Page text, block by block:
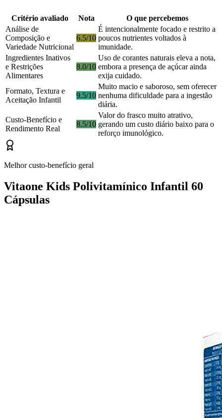
Critério avaliado Nota
O que percebemos
Análise de
Composição e
Variedade Nutricional
6.5/10
É intencionalmente focado e restrito a
poucos nutrientes voltados à
imunidade.
Ingredientes Inativos
e Restrições
Alimentares
8.0/10
Uso de corantes naturais eleva a nota,
embora a presença de açúcar ainda
exija cuidado.
Formato, Textura e
Aceitação Infantil
9.5/10
Muito macio e saboroso, sem oferecer
nenhuma dificuldade para a ingestão
diária.
Custo-Benefício e
Rendimento Real
8.5/10
Valor do frasco muito atrativo,
gerando um custo diário baixo para o
reforço imunológico.
Melhor custo-benefício geral
Vitaone Kids Polivitamínico Infantil 60
Cápsulas